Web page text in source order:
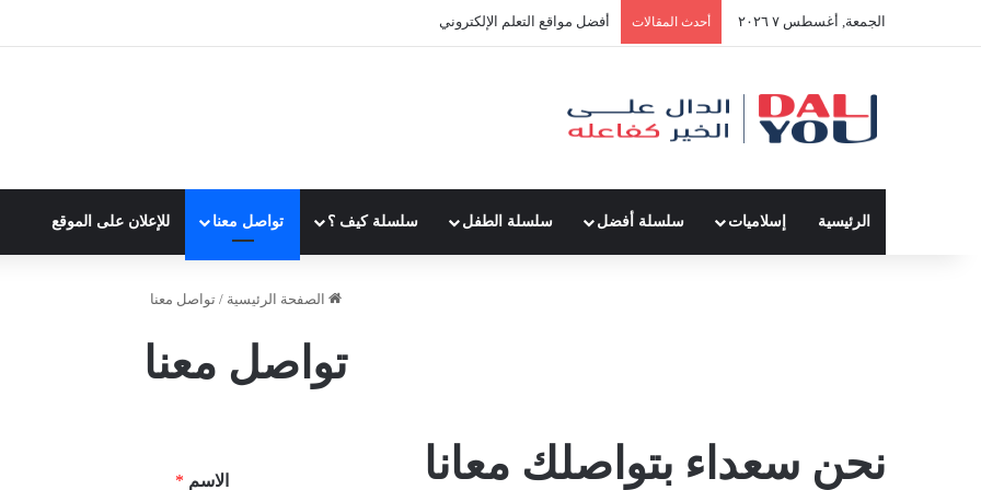
الجمعة, أغسطس ٧ ٢٠٢٦ أحدث المقالات أفضل مواقع التعلم الإلكتروني
الرئيسية إسلاميات سلسلة أفضل سلسلة الطفل سلسلة كيف ؟ تواصل معنا للإعلان على الموقع
الصفحة الرئيسية / تواصل معنا
تواصل معنا
الاسم * نحن سعداء بتواصلك معانا